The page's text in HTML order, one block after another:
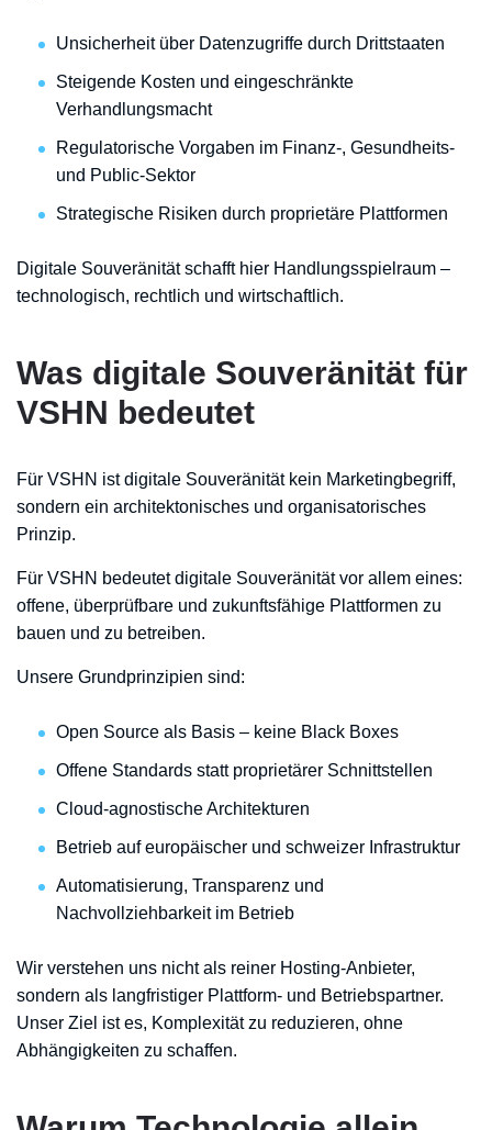
Unsicherheit über Datenzugriffe durch Drittstaaten
Steigende Kosten und eingeschränkte
Verhandlungsmacht
Regulatorische Vorgaben im Finanz-, Gesundheits-
und Public-Sektor
Strategische Risiken durch proprietäre Plattformen
Digitale Souveränität schafft hier Handlungsspielraum –
technologisch, rechtlich und wirtschaftlich.
Was digitale Souveränität für
VSHN bedeutet
Für VSHN ist digitale Souveränität kein Marketingbegriff,
sondern ein architektonisches und organisatorisches
Prinzip.
Für VSHN bedeutet digitale Souveränität vor allem eines:
offene, überprüfbare und zukunftsfähige Plattformen zu
bauen und zu betreiben.
Unsere Grundprinzipien sind:
Open Source als Basis – keine Black Boxes
Offene Standards statt proprietärer Schnittstellen
Cloud-agnostische Architekturen
Betrieb auf europäischer und schweizer Infrastruktur
Automatisierung, Transparenz und
Nachvollziehbarkeit im Betrieb
Wir verstehen uns nicht als reiner Hosting-Anbieter,
sondern als langfristiger Plattform- und Betriebspartner.
Unser Ziel ist es, Komplexität zu reduzieren, ohne
Abhängigkeiten zu schaffen.